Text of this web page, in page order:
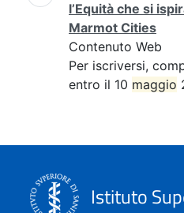
l’Equità che si
Marmot Cities
Contenuto Web
Per iscriversi,
entro il 10 maggio
Istituto